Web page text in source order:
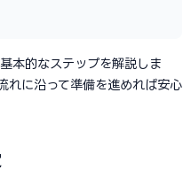
本的なステップを解説しま
れに沿って準備を進めれば安心